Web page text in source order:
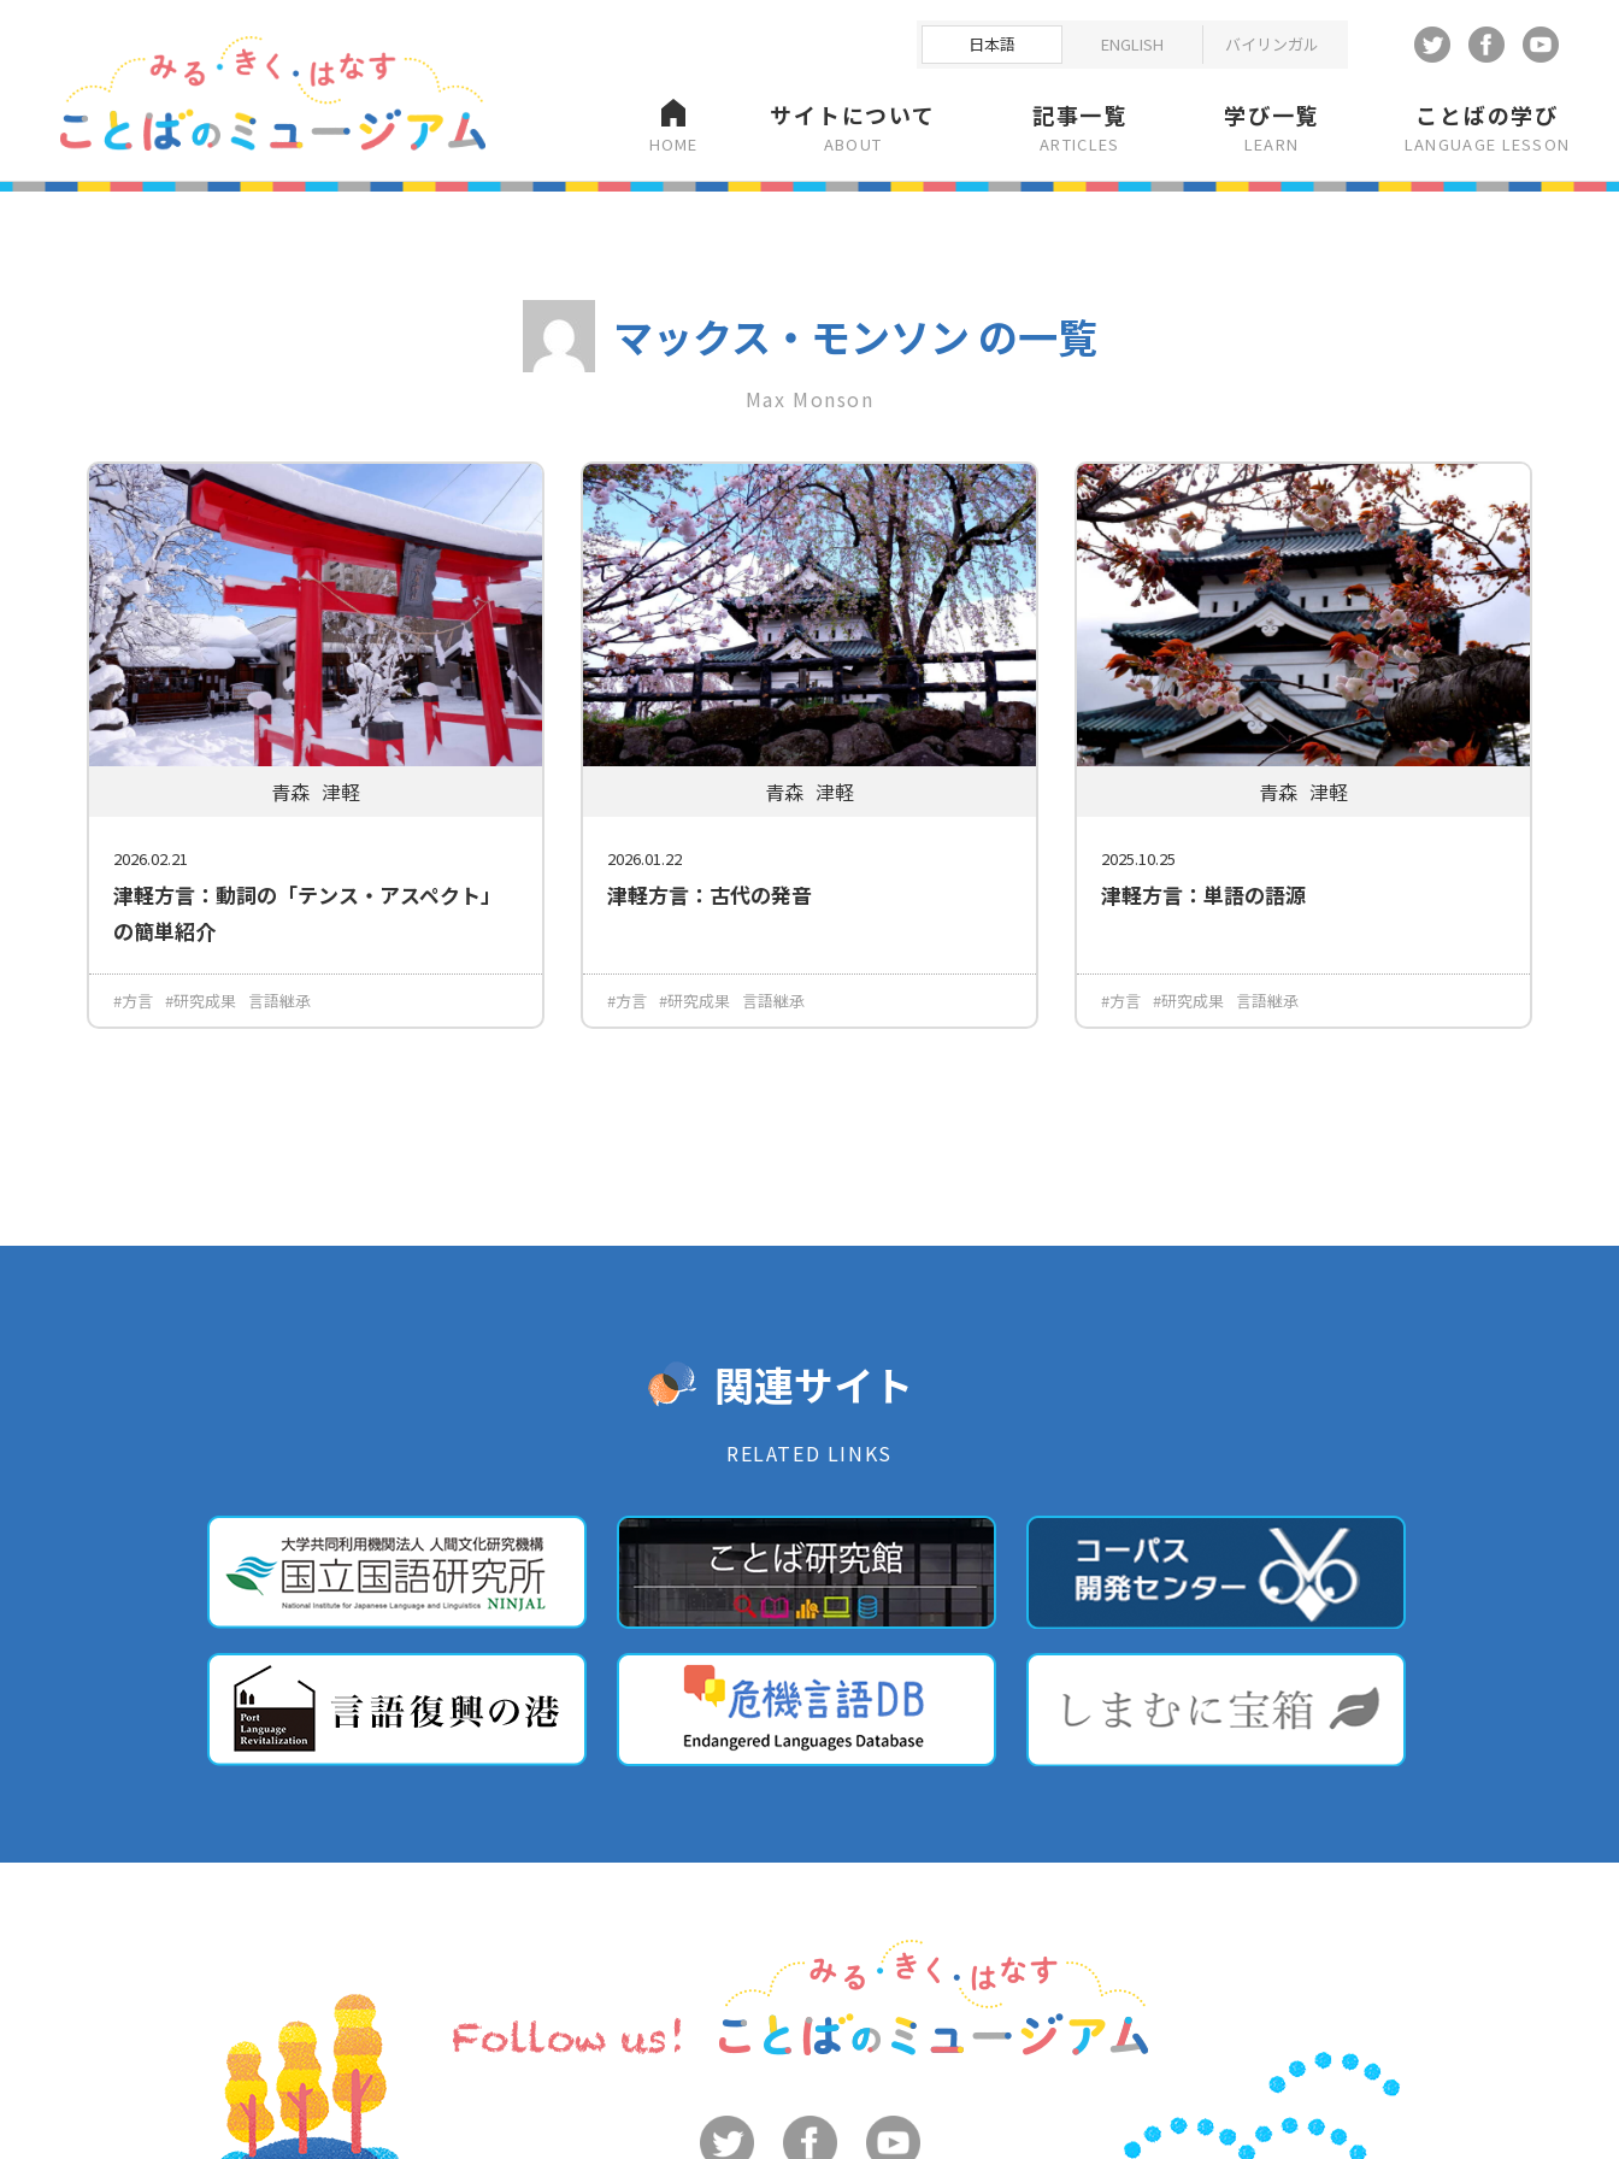
HOME
サイトについて
ABOUT
記事一覧
ARTICLES
学び一覧
LEARN
ことばの学び
LANGUAGE LESSON
日本語 ENGLISH バイリンガル
マックス・モンソン の一覧
Max Monson
青森 津軽
2026.02.21
津軽方言：動詞の「テンス・アスペクト」
の簡単紹介
#方言 #研究成果 言語継承
青森 津軽
2026.01.22
津軽方言：古代の発音
#方言 #研究成果 言語継承
青森 津軽
2025.10.25
津軽方言：単語の語源
#方言 #研究成果 言語継承
関連サイト
RELATED LINKS